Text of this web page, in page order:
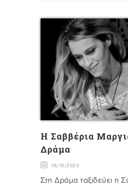
H Σαββέρια
Δράμα
16/10/2025
Στη Δράμα ταξιδεύει η